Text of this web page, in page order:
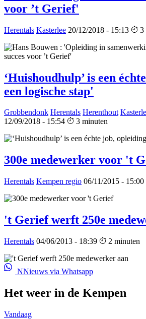
voor ’t Gerief'
Herentals Kasterlee 20/12/2018 - 15:13 3
‘Huishoudhulp’ is een
een logische stap'
Grobbendonk Herentals Herenthout
12/09/2018 - 15:54
3 minuten
300e medewerker voor 't
Herentals Kempen regio 06/11/2015 - 15:00
't Gerief werft 250e
Herentals 04/06/2013 - 18:39 2 minuten
NNieuws via Whatsapp
Het weer in de Kempen
Vandaag